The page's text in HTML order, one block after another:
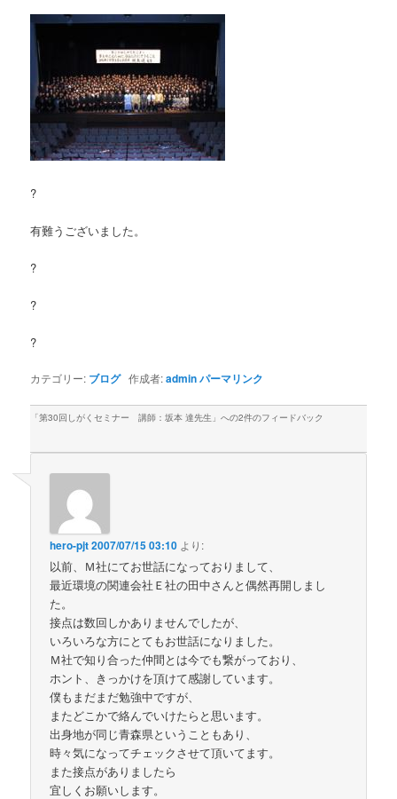
?
有難うございました。
?
?
?
カテゴリー: ブログ作成者:adminパーマリンク
「第30回しがくセミナー 講師：坂本 達先生 」への2件のフィードバック
hero-pjt2007/07/15 03:10 より:
以前、Ｍ社にてお世話になっておりまして、
最近環境の関連会社Ｅ社の田中さんと偶然再開しまし
た。
接点は数回しかありませんでしたが、
いろいろな方にとてもお世話になりました。
Ｍ社で知り合った仲間とは今でも繋がっており、
ホント、きっかけを頂けて感謝しています。
僕もまだまだ勉強中ですが、
またどこかで絡んでいけたらと思います。
出身地が同じ青森県ということもあり、
時々気になってチェックさせて頂いてます。
また接点がありましたら
宜しくお願いします。